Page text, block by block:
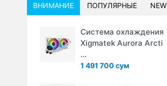
ВНИМАНИЕ ПОПУЛЯРНЫЕ NEW
Система охлаждения
Xigmatek Aurora Arcti
...
1 491 700 сум